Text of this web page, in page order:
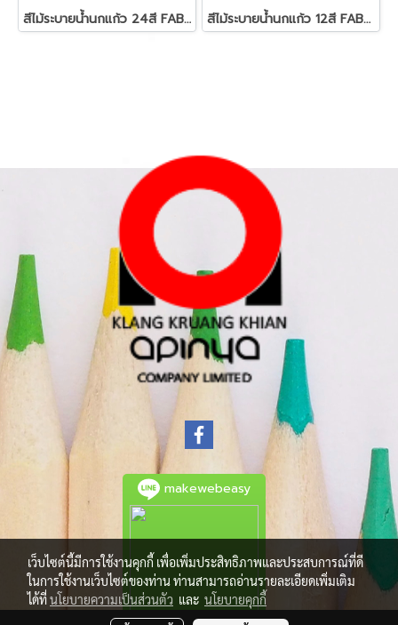
สีไม้ระบายน้ำนกแก้ว 24สี FABER-CASTELL สีไม้ระบายน้ำนกแก้ว 12สี FABER-CASTELL
makewebeasy
เว็บไซต์นี้มีการใช้งานคุกกี้ เพื่อเพิ่มประสิทธิภาพและประสบการณ์ที่ดี
ในการใช้งานเว็บไซต์ของท่าน ท่านสามารถอ่านรายละเอียดเพิ่มเติม
ได้ที่นโยบายความเป็นส่วนตัว และ นโยบายคุกกี้